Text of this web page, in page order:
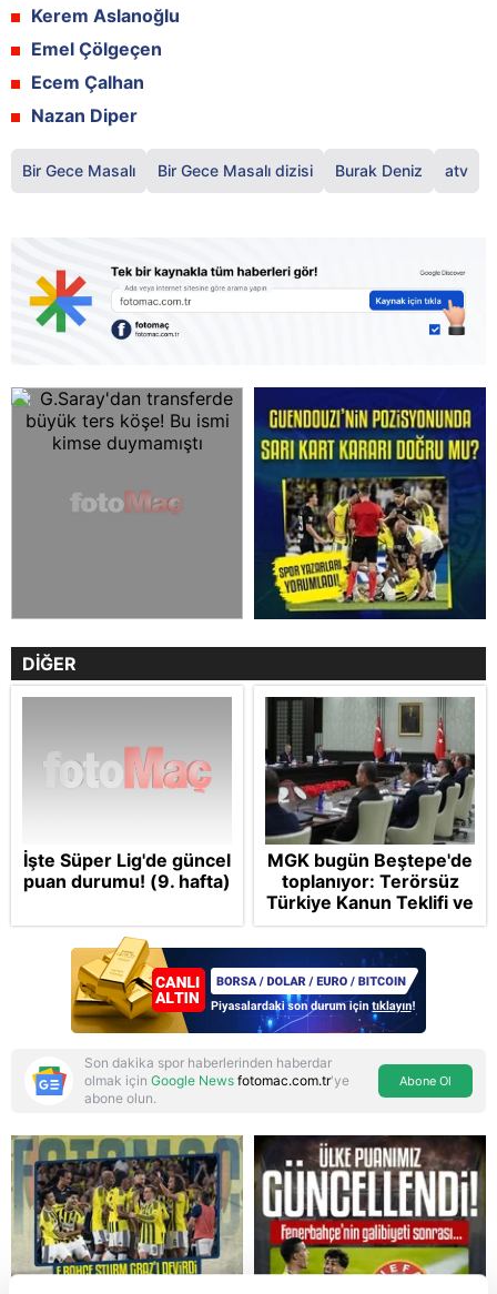
Reddet
Kerem Aslanoğlu
Emel Çölgeçen
Ecem Çalhan
Nazan Diper
Bir Gece Masalı Bir Gece Masalı dizisi Burak Deniz atv
DİĞER
İşte Süper Lig'de güncel
puan durumu! (9. hafta)
MGK bugün Beştepe'de
toplanıyor: Terörsüz
Türkiye Kanun Teklifi ve
bölgesel güvenlik
başlıkları masada
Son dakika spor haberlerinden haberdar
olmak için Google News fotomac.com.tr'ye
abone olun.
Abone Ol